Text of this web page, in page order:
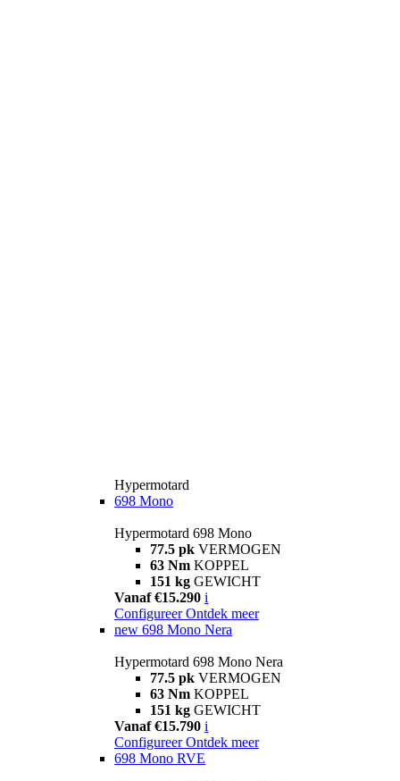
Hypermotard
698 Mono
Hypermotard 698 Mono
77.5 pk VERMOGEN
63 Nm KOPPEL
151 kg GEWICHT
Vanaf €15.290 i
Configureer Ontdek meer
new 698 Mono Nera
Hypermotard 698 Mono Nera
77.5 pk VERMOGEN
63 Nm KOPPEL
151 kg GEWICHT
Vanaf €15.790 i
Configureer Ontdek meer
698 Mono RVE